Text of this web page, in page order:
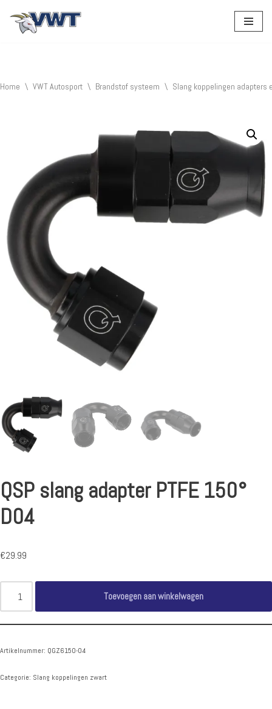
Home \ VWT Autosport \ Brandstof systeem \ Slang koppelingen adapters
QSP slang adapter PTFE 150°
D04
€29.99
Toevoegen aan winkelwagen
Artikelnummer: QGZ6150-04
Categorie: Slang koppelingen zwart